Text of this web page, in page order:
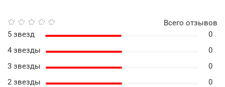
Всего отзывов
5 звезд
0
4 звезды
0
3 звезды
0
2 звезды
0